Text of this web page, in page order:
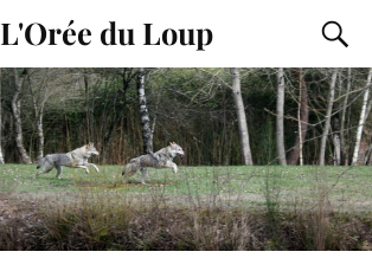
L'Orée du Loup